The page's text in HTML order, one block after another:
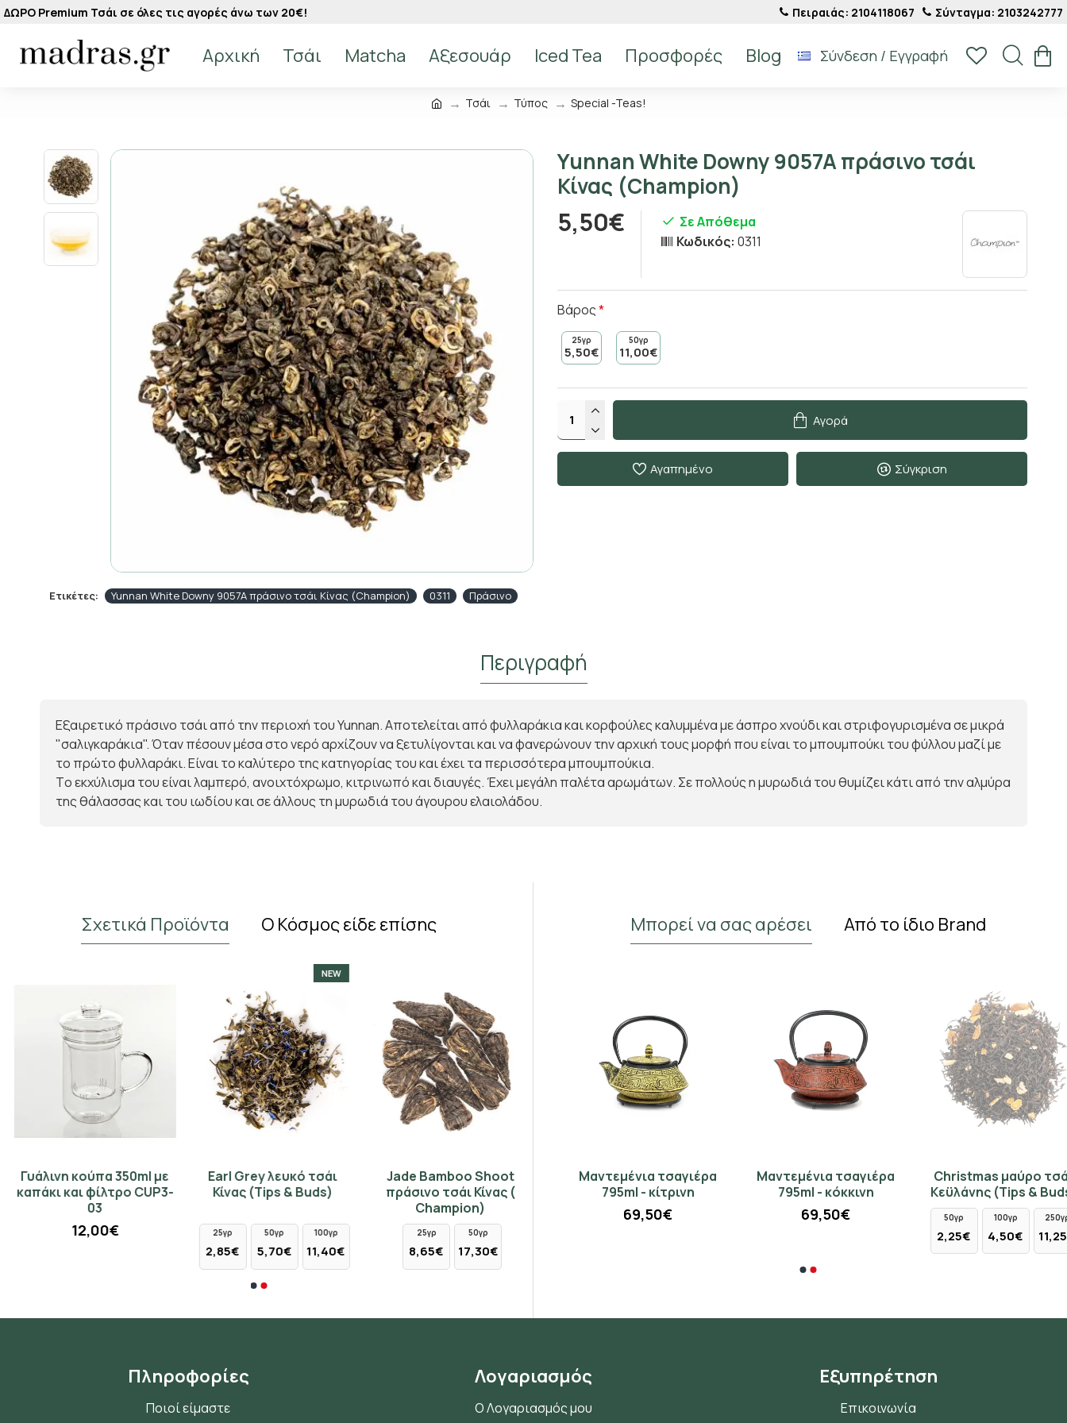
Κάνε Εγγραφή & Κέρδισε 10%
αποκλειστικές προσφορές στο αγαπημένο σου τσάι.
Έχω διαβάσει και αποδέχομαι τους όρους στη σελίδα
Να μην το δω ξανά
ΔΩΡΟ Premium Τσάι σε όλες τις αγορές άνω των 20€! Πειραιάς: 2104118067 Σύνταγμα: 2103242777
Αρχική Τσάι Matcha Αξεσουάρ Iced Tea Προσφορές Blog Σύνδεση / Εγγραφή
Τσάι Τύπος Special -Teas!
Ετικέτες: Yunnan White Downy 9057A πράσινο τσάι Κίνας (Champion) 0311 Πράσινο
Yunnan White Downy 9057A πράσινο τσάι
Κίνας (Champion)
5,50€
Σε Απόθεμα
Κωδικός: 0311
Βάρος
25γρ
5,50€
50γρ
11,00€
Αγορά
Αγαπημένο Σύγκριση
Περιγραφή
Εξαιρετικό πράσινο τσάι από την περιοχή του Yunnan. Αποτελείται από φυλλαράκια και κορφούλες καλυμμένα με άσπρο χνούδι και στριφογυρισμένα σε μικρά
"σαλιγκαράκια". Όταν πέσουν μέσα στο νερό αρχίζουν να ξετυλίγονται και να φανερώνουν την αρχική τους μορφή που είναι το μπουμπούκι του φύλλου μαζί με
το πρώτο φυλλαράκι. Είναι το καλύτερο της κατηγορίας του και έχει τα περισσότερα μπουμπούκια.
Τo εκχύλισμα του είναι λαμπερό, ανοιχτόχρωμο, κιτρινωπό και διαυγές. Έχει μεγάλη παλέτα αρωμάτων. Σε πολλούς η μυρωδιά του θυμίζει κάτι από την αλμύρα
της θάλασσας και του ιωδίου και σε άλλους τη μυρωδιά του άγουρου ελαιολάδου.
Σχετικά Προϊόντα Ο Κόσμος είδε επίσης
Γυάλινη κούπα 350ml με
καπάκι και φίλτρο CUP3-
03
12,00€
NEW
Earl Grey λευκό τσάι
Κίνας (Tips & Buds)
25γρ
2,85€
50γρ
5,70€
100γρ
11,40€
Jade Bamboo Shoot
πράσινο τσάι Κίνας (
Champion)
25γρ
8,65€
50γρ
17,30€
Μπορεί να σας αρέσει Από το ίδιο Brand
Λουλούδια & Μπαχαρικά
(Tips & Buds)
4,50€
Μαντεμένια τσαγιέρα
1030ml - ραφ
Ροδι πράσινο τσάι Κίνας
(Chinese Dragon)
2,25€
100γρ
4,50€
Μαντεμένια τσαγιέρα
795ml - κίτρινη
69,50€
Μαντεμένια τσαγιέρα
795ml - κόκκινη
69,50€
Christmas μαύρο τσάι
Κεϋλάνης (Tips & Buds)
50γρ
2,25€
100γρ
4,50€
250γρ
11,25€
Πληροφορίες
Ποιοί είμαστε
Λογαριασμός
Ο Λογαριασμός μου
Εξυπηρέτηση
Επικοινωνία